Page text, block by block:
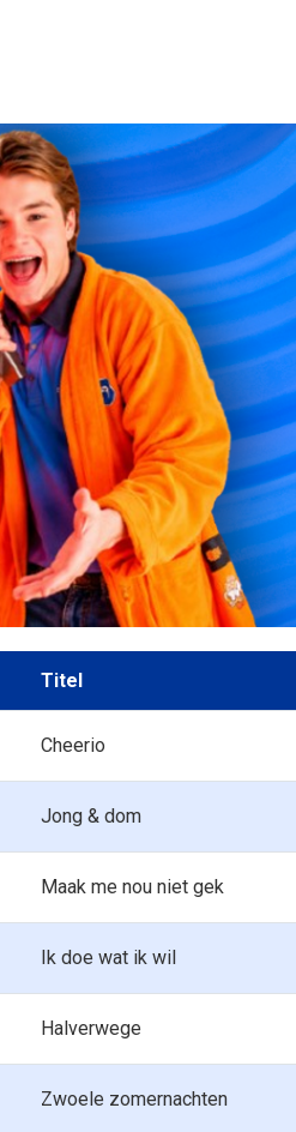
Titel
Cheerio
Jong & dom
Maak me nou niet gek
Ik doe wat ik wil
Halverwege
Zwoele zomernachten